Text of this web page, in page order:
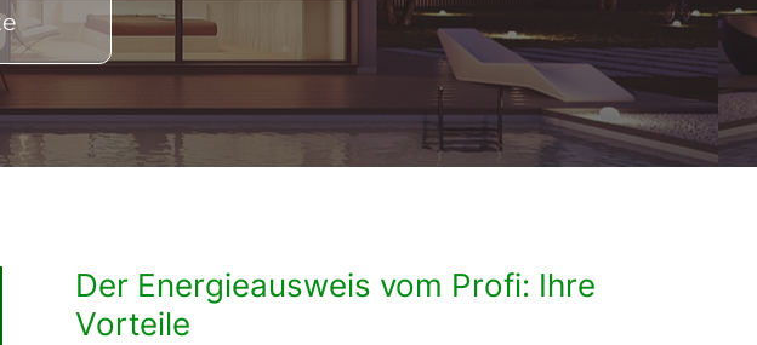
energieausweis oö, energieausweis oberösterreich, energieausweis online erstellen österreich, energieausweis oberösterreich förderung, energieausweis
energieausweis vereinfachtes verfahren, energieausweis verkauf, energieausweis vorlage gesetz österreich, energieausweis vöcklabruck, energieausweis
Ebensee, energieausweis Grünau, energieausweis Gschwandt, energieausweis Kirchham, energieausweis Laakirchen, energ
für förderung, energieberatung fenstertausch, energieberatung heizungstausch, energieberatung heizungstausch oö, energieberatung handwerkerleistung,
Sanierungs beratung, Förderungen, Förderung, Neumann, Michael Neumann, Gebäudeoptimierung, energieberatung Gmunden, energieberatung
Der Energieausweis vom Profi: Ihre
Vorteile